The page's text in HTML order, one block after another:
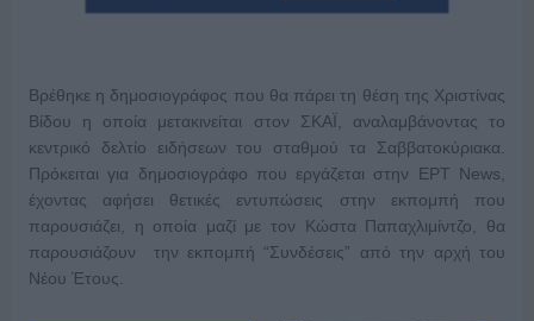
Βρέθηκε η δημοσιογράφος που θα πάρει τη θέση της Χριστίνας
Βίδου η οποία μετακινείται στον ΣΚΑΪ, αναλαμβάνοντας το
κεντρικό δελτίο ειδήσεων του σταθμού τα Σαββατοκύριακα.
Πρόκειται για δημοσιογράφο που εργάζεται στην ΕΡΤ News,
έχοντας αφήσει θετικές εντυπώσεις στην εκπομπή που
παρουσιάζει, η οποία μαζί με τον Κώστα Παπαχλιμίντζο, θα
παρουσιάζουν την εκπομπή “Συνδέσεις” από την αρχή του
Νέου Έτους.